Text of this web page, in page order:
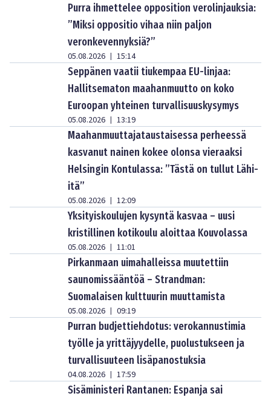
Purra ihmettelee opposition verolinjauksia:
”Miksi oppositio vihaa niin paljon
veronkevennyksiä?”
05.08.2026 | 15:14
Seppänen vaatii tiukempaa EU-linjaa:
Hallitsematon maahanmuutto on koko
Euroopan yhteinen turvallisuuskysymys
05.08.2026 | 13:19
Maahanmuuttajataustaisessa perheessä
kasvanut nainen kokee olonsa vieraaksi
Helsingin Kontulassa: ”Tästä on tullut Lähi-
itä”
05.08.2026 | 12:09
Yksityiskoulujen kysyntä kasvaa – uusi
kristillinen kotikoulu aloittaa Kouvolassa
05.08.2026 | 11:01
Pirkanmaan uimahalleissa muutettiin
saunomissääntöä – Strandman:
Suomalaisen kulttuurin muuttamista
05.08.2026 | 09:19
Purran budjettiehdotus: verokannustimia
työlle ja yrittäjyydelle, puolustukseen ja
turvallisuuteen lisäpanostuksia
04.08.2026 | 17:59
Sisäministeri Rantanen: Espanja sai